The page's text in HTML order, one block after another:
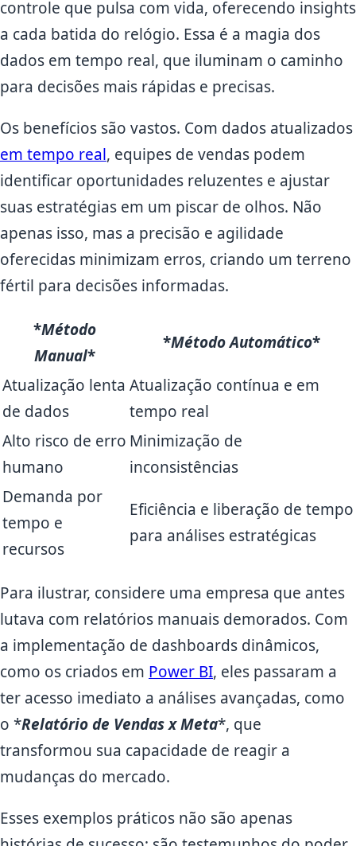
controle que pulsa com vida, oferecendo insights
a cada batida do relógio. Essa é a magia dos
dados em tempo real, que iluminam o caminho
para decisões mais rápidas e precisas.
Os benefícios são vastos. Com dados atualizados
em tempo real, equipes de vendas podem
identificar oportunidades reluzentes e ajustar
suas estratégias em um piscar de olhos. Não
apenas isso, mas a precisão e agilidade
oferecidas minimizam erros, criando um terreno
fértil para decisões informadas.
*Método
Manual*
*Método Automático*
Atualização lenta
de dados
Atualização contínua e em
tempo real
Alto risco de erro
humano
Minimização de
inconsistências
Demanda por
tempo e
recursos
Eficiência e liberação de tempo
para análises estratégicas
Para ilustrar, considere uma empresa que antes
lutava com relatórios manuais demorados. Com
a implementação de dashboards dinâmicos,
como os criados em Power BI, eles passaram a
ter acesso imediato a análises avançadas, como
o *Relatório de Vendas x Meta*, que
transformou sua capacidade de reagir a
mudanças do mercado.
Esses exemplos práticos não são apenas